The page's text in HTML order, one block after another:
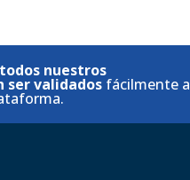
nuestros
ser validados fácilmente a